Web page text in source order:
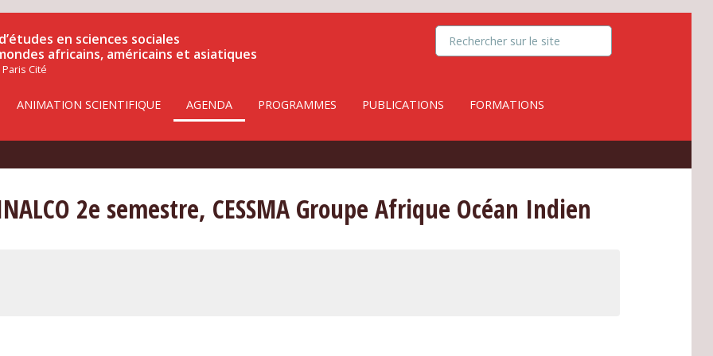
en sciences sociales
africains, américains et asiatiques
Cité
ANIMATION SCIENTIFIQUE AGENDA PROGRAMMES PUBLICATIONS FORMATIONS
2e semestre, CESSMA Groupe Afrique Océan Indien